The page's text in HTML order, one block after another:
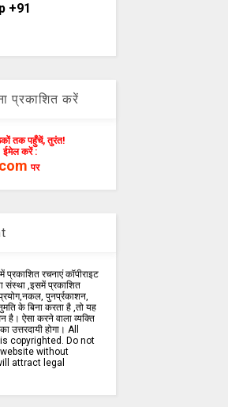
+91
प्रकाशित करें
तक पहुँचें, तुरंत!
ईमेल करें :
पर
प्रकाशित रचनाएं कॉपीराइट
संस्था ,इसमें प्रकाशित
पुनर्प्रकाशन,
के बिना करता है ,तो यह
है। ऐसा करने वाला व्यक्ति
उत्तरदायी होगा। All
copyrighted. Do not
without
attract legal